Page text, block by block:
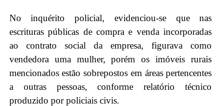
No inquérito policial, evidenciou-se que nas
escrituras públicas de compra e venda incorporadas
ao contrato social da empresa, figurava como
vendedora uma mulher, porém os imóveis rurais
mencionados estão sobrepostos em áreas pertencentes
a outras pessoas, conforme relatório técnico
produzido por policiais civis.